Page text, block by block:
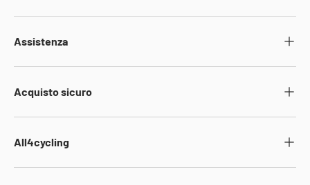
Assistenza
Acquisto sicuro
All4cycling